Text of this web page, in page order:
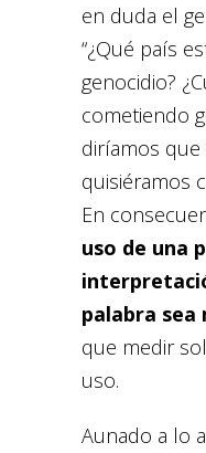
en duda el
“¿Qué país
genocidio?
cometiendo
diríamos que
quisiéramos
En
uso de una
palabra sea
que medir
uso.
Aunado a lo